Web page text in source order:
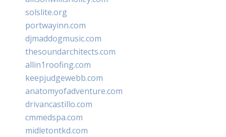
solslite.org
portwayinn.com
djmaddogmusic.com
thesoundarchitects.com
allin1roofing.com
keepjudgewebb.com
anatomyofadventure.com
drivancastillo.com
cmmedspa.com
midletontkd.com